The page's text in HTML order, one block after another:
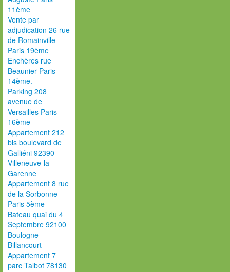
11ème
Vente par
adjudication 26 rue
de Romainville
Paris 19ème
Enchères rue
Beaunier Paris
14ème.
Parking 208
avenue de
Versailles Paris
16ème
Appartement 212
bis boulevard de
Galliéni 92390
Villeneuve-la-
Garenne
Appartement 8 rue
de la Sorbonne
Paris 5ème
Bateau quai du 4
Septembre 92100
Boulogne-
Billancourt
Appartement 7
parc Talbot 78130